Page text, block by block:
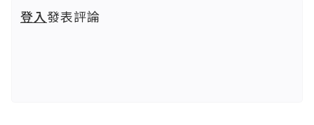
登入發表評論